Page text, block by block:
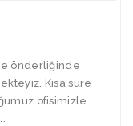
önderliğinde
Kısa süre
ofisimizle